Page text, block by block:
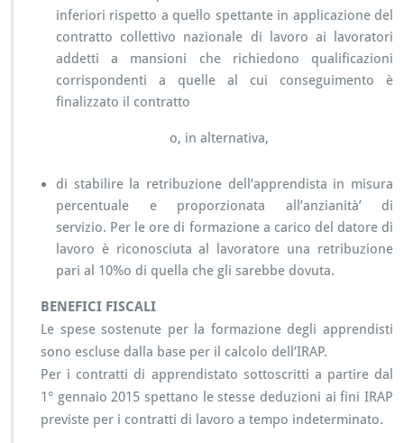
inferiori rispetto a quello spettante in applicazione del
contratto collettivo nazionale di lavoro ai lavoratori
addetti a mansioni che richiedono qualificazioni
corrispondenti a quelle al cui conseguimento è
finalizzato il contratto
o, in alternativa,
di stabilire la retribuzione dell’apprendista in misura
percentuale e proporzionata all’anzianità’ di
servizio. Per le ore di formazione a carico del datore di
lavoro è riconosciuta al lavoratore una retribuzione
pari al 10%o di quella che gli sarebbe dovuta.
BENEFICI FISCALI
Le spese sostenute per la formazione degli apprendisti
sono escluse dalla base per il calcolo dell’IRAP.
Per i contratti di apprendistato sottoscritti a partire dal
1° gennaio 2015 spettano le stesse deduzioni ai fini IRAP
previste per i contratti di lavoro a tempo indeterminato.